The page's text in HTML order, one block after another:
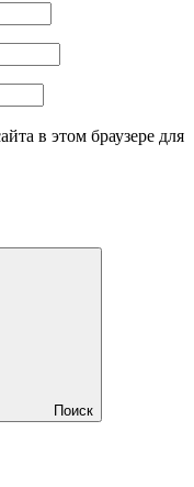
в этом браузере для
Поиск